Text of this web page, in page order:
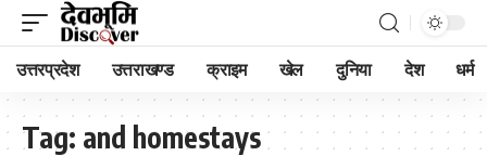
उत्तरप्रदेश उत्तराखण्ड क्राइम खेल दुनिया देश धर्म
Tag: and homestays